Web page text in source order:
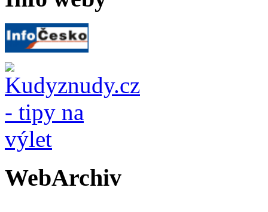
WebArchiv